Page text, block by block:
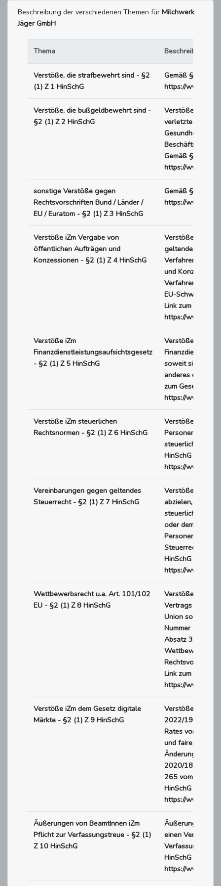
Beschreibung der verschiedenen Themen für Milchwerk
Jäger GmbH
Thema Beschreibung
Verstöße, die strafbewehrt sind - §2
(1) Z 1 HinSchG
Gemäß §2 (1) Z
https://
Verstöße, die bußgeldbewehrt sind -
§2 (1) Z 2 HinSchG
Verstöße, die
verletzte
Gesundheit oder
Beschäftigten
Gemäß §2 (1) Z
https://
sonstige Verstöße gegen
Rechtsvorschriften Bund / Länder /
EU / Euratom - §2 (1) Z 3 HinSchG
Gemäß §2 (1) Z
https://
Verstöße iZm Vergabe von
öffentlichen Aufträgen und
Konzessionen - §2 (1) Z 4 HinSchG
Verstöße gegen
geltende
Verfahren der
und
Verfahren ab
EU-
Link zum
https://
Verstöße iZm
Finanzdienstleistungsaufsichtsgesetz
- §2 (1) Z 5 HinSchG
Verstöße, die
soweit sich nicht
anderes ergibt -
zum
https://
Verstöße iZm steuerlichen
Rechtsnormen - §2 (1) Z 6 HinSchG
Verstöße gegen
steuerliche
HinSchG - Link
https://
Vereinbarungen gegen geltendes
Steuerrecht - §2 (1) Z 7 HinSchG
Verstöße in
abzielen, sich in
steuerlichen
oder dem Zweck
Steuerrechts
HinSchG - Link
https://
Wettbewerbsrecht u.a. Art. 101/102
EU - §2 (1) Z 8 HinSchG
Verstöße gegen
Vertrags über
Union sowie
Nummer 1, 2
Absatz 3 des
Link zum
https://
Verstöße iZm dem Gesetz digitale
Märkte - §2 (1) Z 9 HinSchG
Verstöße gegen
2022/1925 des
Rates vom 14.
und faire Märkte
Änderung der
2020/1828
265 vom
HinSchG - Link
https://
Äußerungen von BeamtInnen iZm
Pflicht zur Verfassungstreue - §2 (1)
Z 10 HinSchG
Äußerungen von
einen Verstoß
HinSchG - Link
https://